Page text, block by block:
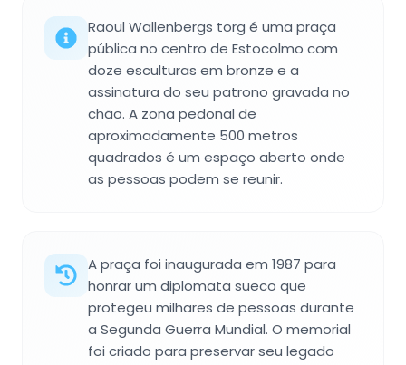
Raoul Wallenbergs torg é uma praça
pública no centro de Estocolmo com
doze esculturas em bronze e a
assinatura do seu patrono gravada no
chão. A zona pedonal de
aproximadamente 500 metros
quadrados é um espaço aberto onde
as pessoas podem se reunir.
A praça foi inaugurada em 1987 para
honrar um diplomata sueco que
protegeu milhares de pessoas durante
a Segunda Guerra Mundial. O memorial
foi criado para preservar seu legado